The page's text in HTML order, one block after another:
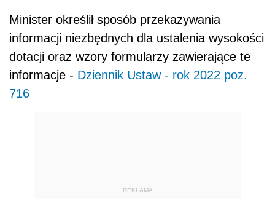
Minister określił sposób przekazywania
informacji niezbędnych dla ustalenia wysokości
dotacji oraz wzory formularzy zawierające te
informacje - Dziennik Ustaw - rok 2022 poz.
716
REKLAMA